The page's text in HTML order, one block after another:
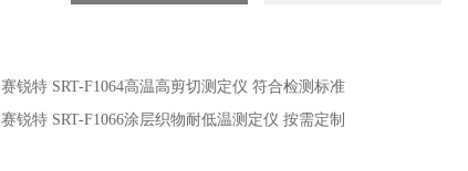
赛锐特 SRT-F1064高温高剪切测定仪 符合检测标准
赛锐特 SRT-F1066涂层织物耐低温测定仪‌ 按需定制